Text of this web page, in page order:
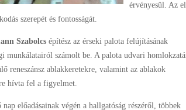
érvényesül. Az
szerepét és fontosságát.
Szabolcs építész az érseki palota felújításának
munkálatairól számolt be. A palota udvari
reneszánsz ablakkeretekre, valamint az ablakok
hívta fel a figyelmet.
nap előadásainak végén a hallgatóság részéről, többek